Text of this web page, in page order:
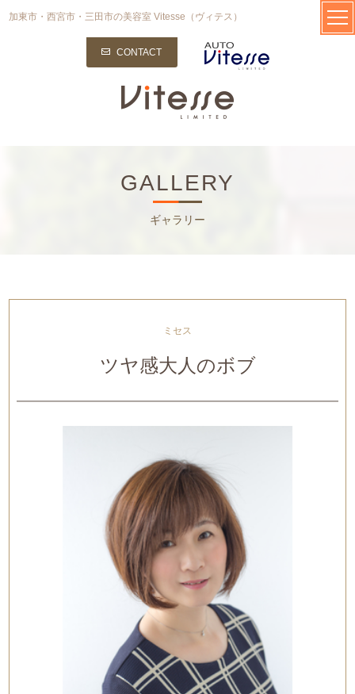
加東市・西宮市・三田市の美容室 Vitesse（ヴィテス）
CONTACT
GALLERY
ギャラリー
ミセス
ツヤ感大人のボブ